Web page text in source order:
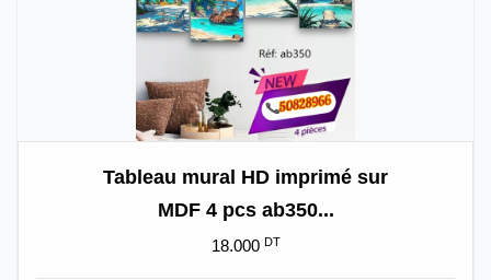
Tableau mural HD imprimé sur
MDF 4 pcs ab350...
18.000 DT